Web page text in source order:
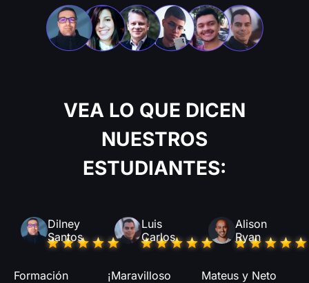
VEA LO QUE DICEN
NUESTROS
ESTUDIANTES:
Dilney
Santos
Formación
Luis
Carlos
¡Maravilloso
Alison
Ryan
Mateus y Neto